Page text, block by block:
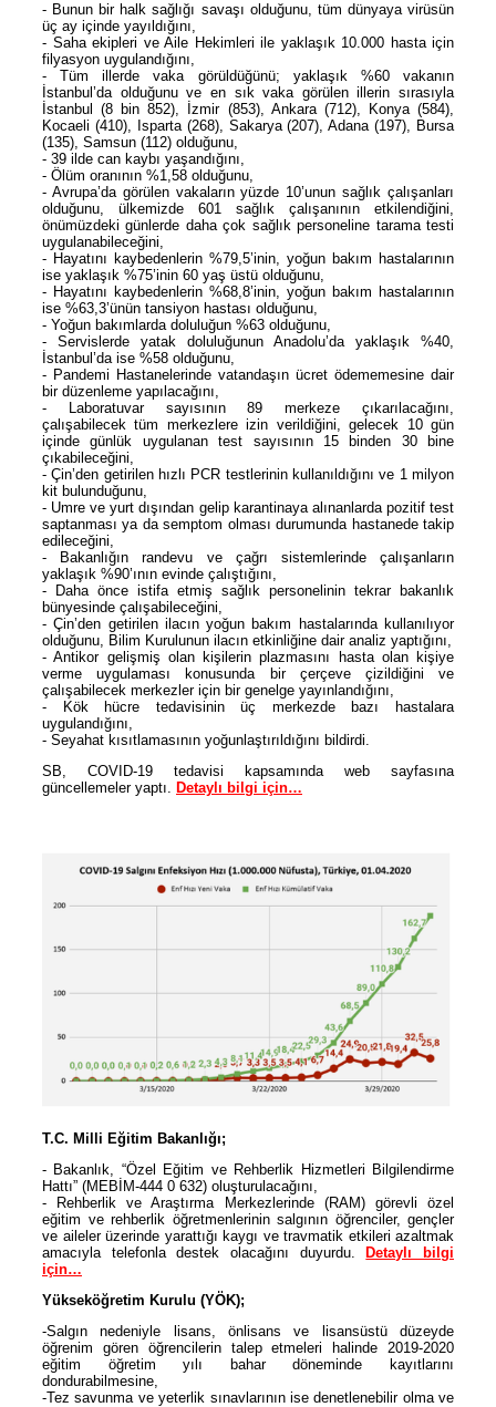
- Bunun bir halk sağlığı savaşı olduğunu, tüm dünyaya virüsün
üç ay içinde yayıldığını,
- Saha ekipleri ve Aile Hekimleri ile yaklaşık 10.000 hasta için
filyasyon uygulandığını,
- Tüm illerde vaka görüldüğünü; yaklaşık %60 vakanın
İstanbul’da olduğunu ve en sık vaka görülen illerin sırasıyla
İstanbul (8 bin 852), İzmir (853), Ankara (712), Konya (584),
Kocaeli (410), Isparta (268), Sakarya (207), Adana (197), Bursa
(135), Samsun (112) olduğunu,
- 39 ilde can kaybı yaşandığını,
- Ölüm oranının %1,58 olduğunu,
- Avrupa’da görülen vakaların yüzde 10’unun sağlık çalışanları
olduğunu, ülkemizde 601 sağlık çalışanının etkilendiğini,
önümüzdeki günlerde daha çok sağlık personeline tarama testi
uygulanabileceğini,
- Hayatını kaybedenlerin %79,5’inin, yoğun bakım hastalarının
ise yaklaşık %75’inin 60 yaş üstü olduğunu,
- Hayatını kaybedenlerin %68,8’inin, yoğun bakım hastalarının
ise %63,3’ünün tansiyon hastası olduğunu,
- Yoğun bakımlarda doluluğun %63 olduğunu,
- Servislerde yatak doluluğunun Anadolu’da yaklaşık %40,
İstanbul’da ise %58 olduğunu,
- Pandemi Hastanelerinde vatandaşın ücret ödememesine dair
bir düzenleme yapılacağını,
- Laboratuvar sayısının 89 merkeze çıkarılacağını,
çalışabilecek tüm merkezlere izin verildiğini, gelecek 10 gün
içinde günlük uygulanan test sayısının 15 binden 30 bine
çıkabileceğini,
- Çin’den getirilen hızlı PCR testlerinin kullanıldığını ve 1 milyon
kit bulunduğunu,
- Umre ve yurt dışından gelip karantinaya alınanlarda pozitif test
saptanması ya da semptom olması durumunda hastanede takip
edileceğini,
- Bakanlığın randevu ve çağrı sistemlerinde çalışanların
yaklaşık %90’ının evinde çalıştığını,
- Daha önce istifa etmiş sağlık personelinin tekrar bakanlık
bünyesinde çalışabileceğini,
- Çin’den getirilen ilacın yoğun bakım hastalarında kullanılıyor
olduğunu, Bilim Kurulunun ilacın etkinliğine dair analiz yaptığını,
- Antikor gelişmiş olan kişilerin plazmasını hasta olan kişiye
verme uygulaması konusunda bir çerçeve çizildiğini ve
çalışabilecek merkezler için bir genelge yayınlandığını,
- Kök hücre tedavisinin üç merkezde bazı hastalara
uygulandığını,
- Seyahat kısıtlamasının yoğunlaştırıldığını bildirdi.
SB, COVID-19 tedavisi kapsamında web sayfasına
güncellemeler yaptı. Detaylı bilgi için…
T.C. Milli Eğitim Bakanlığı;
- Bakanlık, “Özel Eğitim ve Rehberlik Hizmetleri Bilgilendirme
Hattı” (MEBİM-444 0 632) oluşturulacağını,
- Rehberlik ve Araştırma Merkezlerinde (RAM) görevli özel
eğitim ve rehberlik öğretmenlerinin salgının öğrenciler, gençler
ve aileler üzerinde yarattığı kaygı ve travmatik etkileri azaltmak
amacıyla telefonla destek olacağını duyurdu.
Detaylı bilgi
için…
Yükseköğretim Kurulu (YÖK);
-Salgın nedeniyle lisans, önlisans ve lisansüstü düzeyde
öğrenim gören öğrencilerin talep etmeleri halinde 2019-2020
eğitim öğretim yılı bahar döneminde kayıtlarını
dondurabilmesine,
-Tez savunma ve yeterlik sınavlarının ise denetlenebilir olma ve